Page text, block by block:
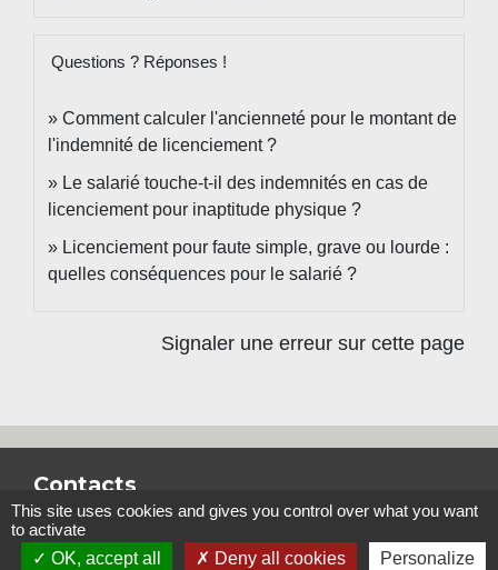
Questions ? Réponses !
Comment calculer l'ancienneté pour le montant de
l'indemnité de licenciement ?
Le salarié touche-t-il des indemnités en cas de
licenciement pour inaptitude physique ?
Licenciement pour faute simple, grave ou lourde :
quelles conséquences pour le salarié ?
Signaler une erreur sur cette page
Contacts
Commune de Steene
Rue de la Mairie
This site uses cookies and gives you control over what you want
to activate
OK, accept all
Deny all cookies Personalize